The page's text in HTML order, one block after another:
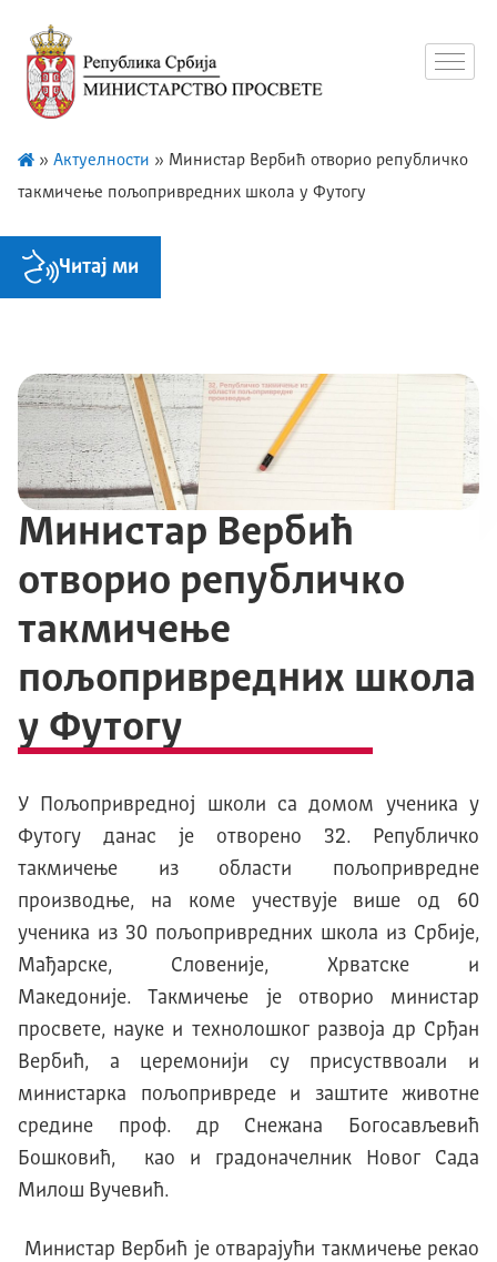
» Актуелности » Министар Вербић отворио републичко
такмичење пољопривредних школа у Футогу
Читај ми
Министар Вербић
отворио републичко
такмичење
пољопривредних школа
у Футогу
У Пољопривредноj школи са домом ученика у
Футогу данас jе отворено 32. Републичко
такмичење из области пољопривредне
производње, на коме учествуjе више од 60
ученика из 30 пољопривредних школа из Србиjе,
Mађарске, Словениjе, Хрватске и
Mакедониjе. Tакмичење jе отворио министар
просвете, науке и технолошког развоjа др Срђан
Вербић, а церемониjи су присустввоали и
министарка пољопривреде и заштите животне
средине проф. др Снежана Богосављевић
Бошковић, као и градоначелник Новог Сада
Mилош Вучевић.
Министар Вербић jе отвараjући такмичење рекао